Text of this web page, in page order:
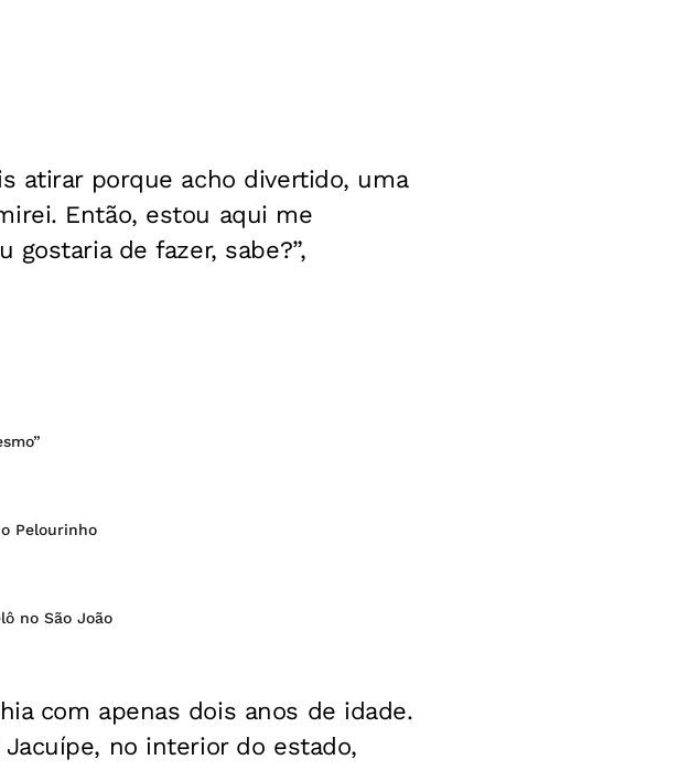
atirar porque acho divertido, uma
Então, estou aqui me
de fazer, sabe?”,
Pelourinho
no São João
com apenas dois anos de idade.
no interior do estado,